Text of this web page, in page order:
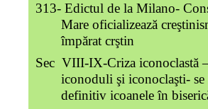
313- Edictul de la Milano-
Mare oficializează
împărat crştin
Sec VIII-IX-Criza iconoclastă
iconoduli şi iconoclaşti-
definitiv icoanele în